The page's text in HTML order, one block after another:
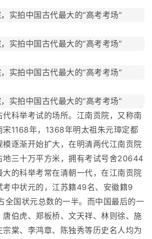
举考试的场所。江南贡院，又称南
宋1168年，1368年明太祖朱元璋定都
模逐渐开始扩大，在明清两代江南贡院
地三十万平方米，拥有考试号舍20644
大的科举考常在清朝一代，在江南贡院
考中状元的，江苏籍49名、安徽籍9
全国状元总数的一半。而中国最后的一
伯虎、郑板桥、文天祥、林则徐、施
棠、李鸿章、陈独秀等历史名人均为